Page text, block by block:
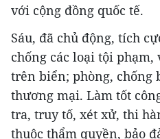
với cộng đồng quốc tế.
Sáu, đã chủ động, tích
chống các loại tội
trên biển; phòng, chống
thương mại. Làm tốt
tra, truy tố, xét xử, thi
thuộc thẩm quyền, bảo